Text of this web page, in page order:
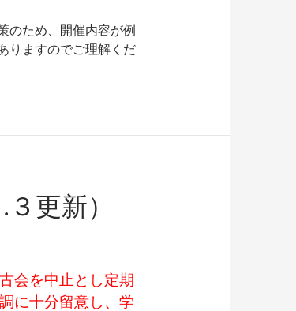
のため、開催内容が例
りますのでご理解くだ
更新）
会を中止とし定期
に十分留意し、学